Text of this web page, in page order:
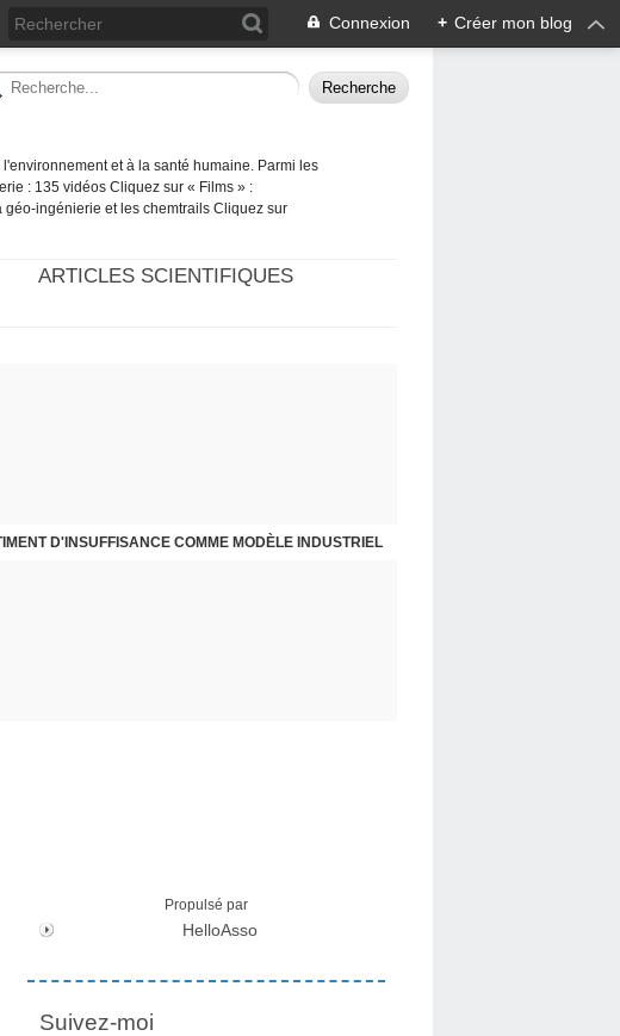
Connexion + Créer mon blog
et à la santé humaine. Parmi les
: 135 vidéos Cliquez sur « Films » :
ingénierie et les chemtrails Cliquez sur
ARTICLES SCIENTIFIQUES
D'INSUFFISANCE COMME MODÈLE INDUSTRIEL
DÉNI MÉDICAL SUR LES EFFETS SECONDAIRES
Propulsé par
HelloAsso
Suivez-moi